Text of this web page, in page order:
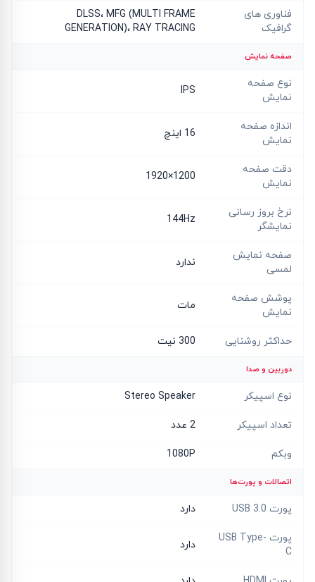
فناوری های
گرافیک
DLSS، MFG (MULTI FRAME
GENERATION)، RAY TRACING
صفحه نمایش
نوع صفحه
نمایش
IPS
اندازه صفحه
نمایش
16 اینچ
دقت صفحه
نمایش
1200×1920
نرخ بروز رسانی
نمایشگر
144Hz
صفحه نمایش
لمسی
ندارد
پوشش صفحه
نمایش
مات
حداکثر روشنایی 300 نیت
دوربین و صدا
نوع اسپیکر Stereo Speaker
تعداد اسپیکر 2 عدد
وبکم 1080P
اتصالات و پورت‌ها
پورت USB 3.0 دارد
پورت USB Type-
C
دارد